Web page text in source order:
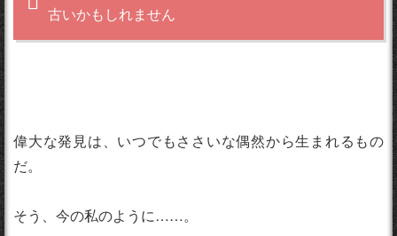
古いかもしれません
偉大な発見は、いつでもささいな偶然から生まれるもの
だ。
そう、今の私のように……。